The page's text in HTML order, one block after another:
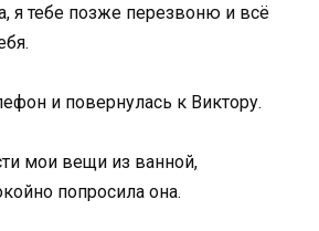
я тебе позже перезвоню и всё
и повернулась к Виктору.
мои вещи из ванной,
попросила она.